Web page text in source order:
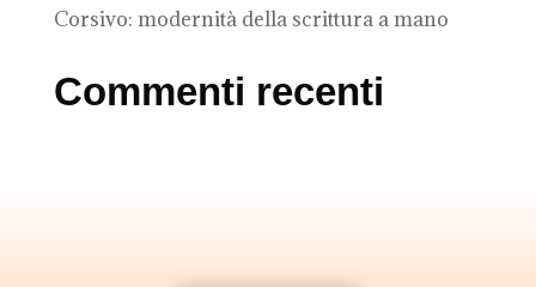
Corsivo: modernità della scrittura a mano
Commenti recenti